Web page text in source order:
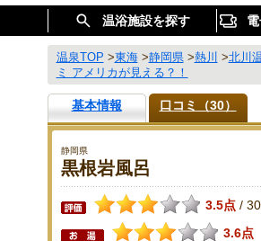
温浴施設を探す
温泉TOP >東海>静岡県>熱川 >北川
ミ アメリカが見える？！
基本情報 口コミ（30）
静岡県
黒根岩風呂
3.5点 /
3.6点